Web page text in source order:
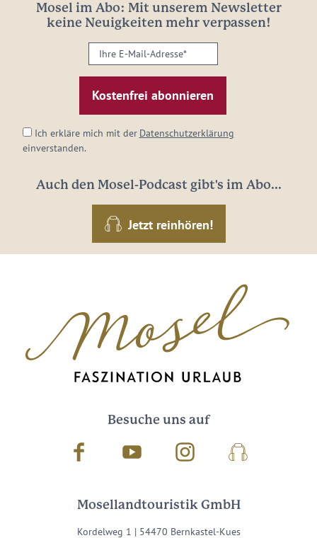
Mosel im Abo: Mit unserem Newsletter
keine Neuigkeiten mehr verpassen!
Ihre
E-
Mail-
Adresse:
Ich erkläre mich mit der Datenschutzerklärung
einverstanden.
Auch den Mosel-Podcast gibt's im Abo...
Jetzt reinhören!
Besuche uns auf
Facebook Youtube InstagramPodcast
Mosellandtouristik GmbH
Kordelweg 1 | 54470 Bernkastel-Kues